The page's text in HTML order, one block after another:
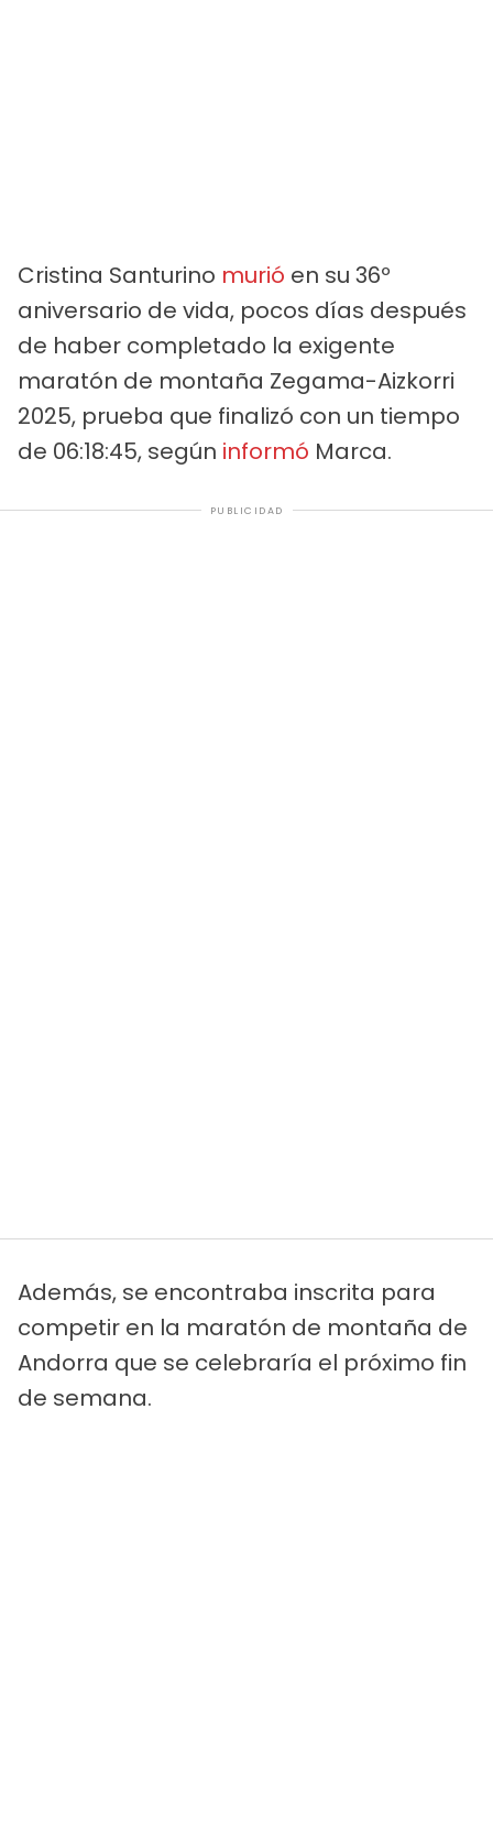
Cristina Santurino murió en su 36º
aniversario de vida, pocos días después
de haber completado la exigente
maratón de montaña Zegama-Aizkorri
2025, prueba que finalizó con un tiempo
de 06:18:45, según informó Marca.
PUBLICIDAD
Además, se encontraba inscrita para
competir en la maratón de montaña de
Andorra que se celebraría el próximo fin
de semana.